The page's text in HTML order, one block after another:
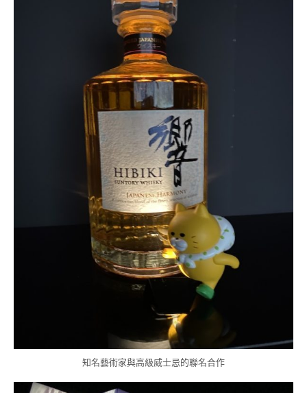
知名藝術家與高級威士忌的聯名合作